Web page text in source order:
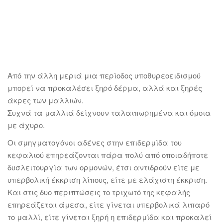
Από την άλλη μεριά μια περίοδος υποθυρεοειδισμού
μπορεί να προκαλέσει ξηρό δέρμα, αλλά και ξηρές
άκρες των μαλλιών.
Συχνά τα μαλλιά δείχνουν ταλαιπωρημένα και όμοια
με άχυρο.
Οι σμηγματογόνοι αδένες στην επιδερμίδα του
κεφαλιού επηρεάζονται πάρα πολύ από οποιαδήποτε
δυσλειτουργία των ορμονών, έτσι αντιδρούν είτε με
υπερβολική έκκριση λίπους, είτε με ελάχιστη έκκριση.
Και στις δυο περιπτώσεις το τριχωτό της κεφαλής
επηρεάζεται άμεσα, είτε γίνεται υπερβολικά λιπαρό
το μαλλί, είτε γίνεται ξηρή η επιδερμίδα και προκαλεί